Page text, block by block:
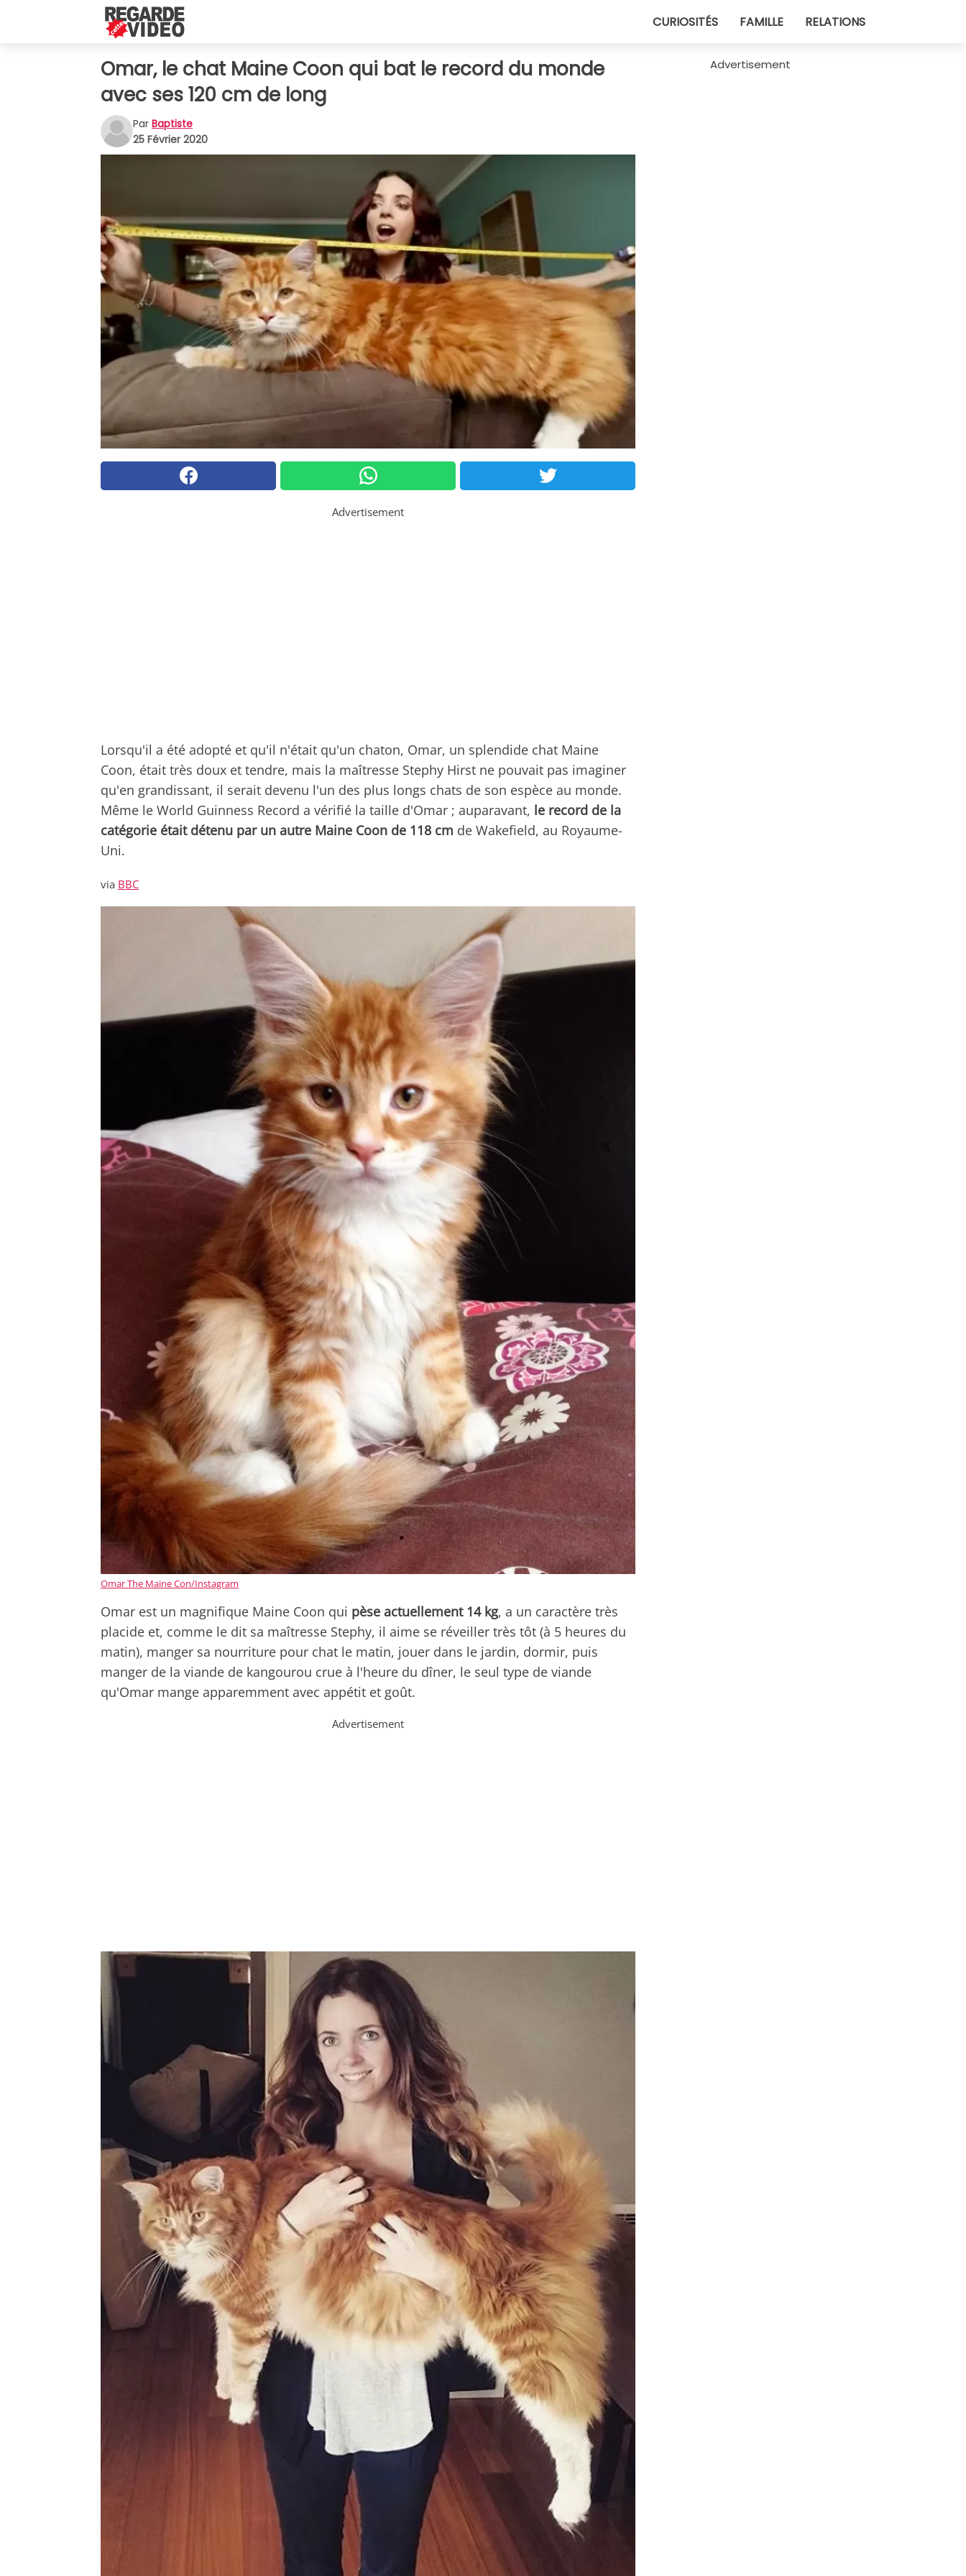
CURIOSITÉS FAMILLE RELATIONS
Omar, le chat Maine Coon qui bat le record du monde
avec ses 120 cm de long
Par Baptiste
25 Février 2020
Advertisement
Lorsqu'il a été adopté et qu'il n'était qu'un chaton, Omar, un splendide chat Maine
Coon, était très doux et tendre, mais la maîtresse Stephy Hirst ne pouvait pas imaginer
qu'en grandissant, il serait devenu l'un des plus longs chats de son espèce au monde.
Même le World Guinness Record a vérifié la taille d'Omar ; auparavant, le record de la
catégorie était détenu par un autre Maine Coon de 118 cm de Wakefield, au Royaume-
Uni.
via BBC
Omar The Maine Con/Instagram
Omar est un magnifique Maine Coon qui pèse actuellement 14 kg, a un caractère très
placide et, comme le dit sa maîtresse Stephy, il aime se réveiller très tôt (à 5 heures du
matin), manger sa nourriture pour chat le matin, jouer dans le jardin, dormir, puis
manger de la viande de kangourou crue à l'heure du dîner, le seul type de viande
qu'Omar mange apparemment avec appétit et goût.
Advertisement
Advertisement